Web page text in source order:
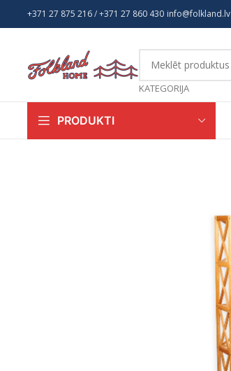
+371 27 875 216/ +371 27 860 430 info@folkland.lv
KATEGORIJA
PRODUKTI